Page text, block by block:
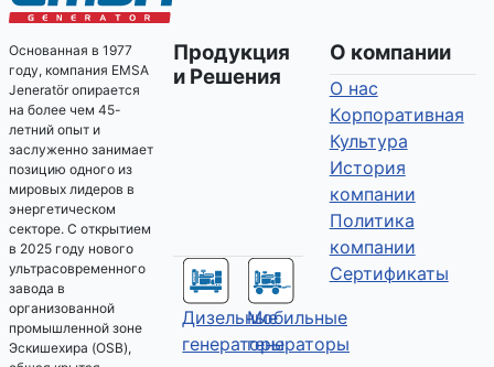
Основанная в 1977
году, компания EMSA
Jeneratör опирается
на более чем 45-
летний опыт и
заслуженно занимает
позицию одного из
мировых лидеров в
энергетическом
секторе. С открытием
в 2025 году нового
ультрасовременного
завода в
организованной
промышленной зоне
Эскишехира (OSB),
Продукция
и Решения
Дизельные
генераторы
Мобильные
генераторы
О компании
О нас
Kорпоративная
Культура
История
компании
Политика
компании
Сертификаты